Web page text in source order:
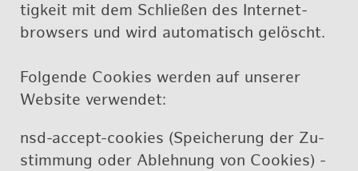
tig­keit mit dem Schlie­ßen des In­ter­net­
brow­sers und wird au­to­ma­tisch ge­löscht.
Fol­gen­de Coo­kies wer­den auf un­se­rer
Web­site ver­wen­det:
nsd-ac­cept-coo­kies (Spei­che­rung der Zu­
stim­mung oder Ab­leh­nung von Coo­kies) -